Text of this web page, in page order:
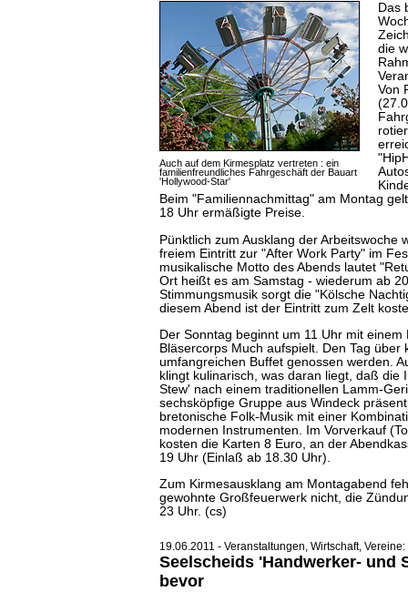
Auch auf dem Kirmesplatz vertreten : ein
familienfreundliches Fahrgeschäft der Bauart
'Hollywood-Star'
Das
die
Von
Beim "Familiennachmittag" am Montag
18 Uhr ermäßigte Preise.
Pünktlich zum Ausklang der Arbeitswoche
freiem Eintritt zur "After Work Party" im
musikalische Motto des Abends lautet
Ort heißt es am Samstag - wiederum ab
Stimmungsmusik sorgt die "Kölsche
diesem Abend ist der Eintritt zum Zelt
Der Sonntag beginnt um 11 Uhr mit
Bläsercorps Much aufspielt. Den Tag über
umfangreichen Buffet genossen werden.
klingt kulinarisch, was daran liegt, daß die
Stew' nach einem traditionellen Lamm-
sechsköpfige Gruppe aus Windeck
bretonische Folk-Musik mit einer
modernen Instrumenten. Im Vorverkauf
kosten die Karten 8 Euro, an der
19 Uhr (Einlaß ab 18.30 Uhr).
Zum Kirmesausklang am Montagabend
gewohnte Großfeuerwerk nicht, die
23 Uhr. (cs)
19.06.2011 - Veranstaltungen, Wirtschaft, Vereine:
Seelscheids 'Handwerker- und
bevor